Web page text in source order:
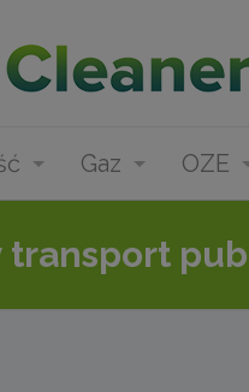
Gaz OZE